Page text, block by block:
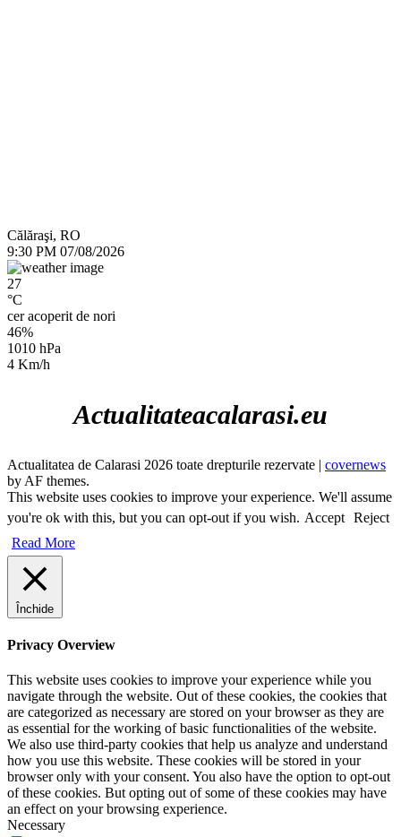
Călăraşi, RO
9:30 PM 07/08/2026
27
°C
cer acoperit de nori
46%
1010 hPa
4 Km/h
Actualitateacalarasi.eu
Actualitatea de Calarasi 2026 toate drepturile rezervate | covernews
by AF themes.
This website uses cookies to improve your experience. We'll assume
you're ok with this, but you can opt-out if you wish. Accept Reject
Read More
Închide
Privacy Overview
This website uses cookies to improve your experience while you
navigate through the website. Out of these cookies, the cookies that
are categorized as necessary are stored on your browser as they are
as essential for the working of basic functionalities of the website.
We also use third-party cookies that help us analyze and understand
how you use this website. These cookies will be stored in your
browser only with your consent. You also have the option to opt-out
of these cookies. But opting out of some of these cookies may have
an effect on your browsing experience.
Necessary